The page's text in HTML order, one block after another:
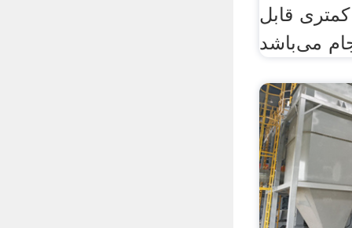
قابل
می‌باشد